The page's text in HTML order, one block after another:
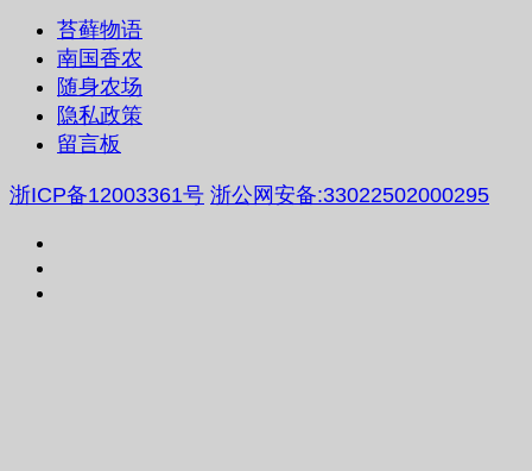
苔藓物语
南国香农
随身农场
隐私政策
留言板
浙ICP备12003361号 浙公网安备:33022502000295